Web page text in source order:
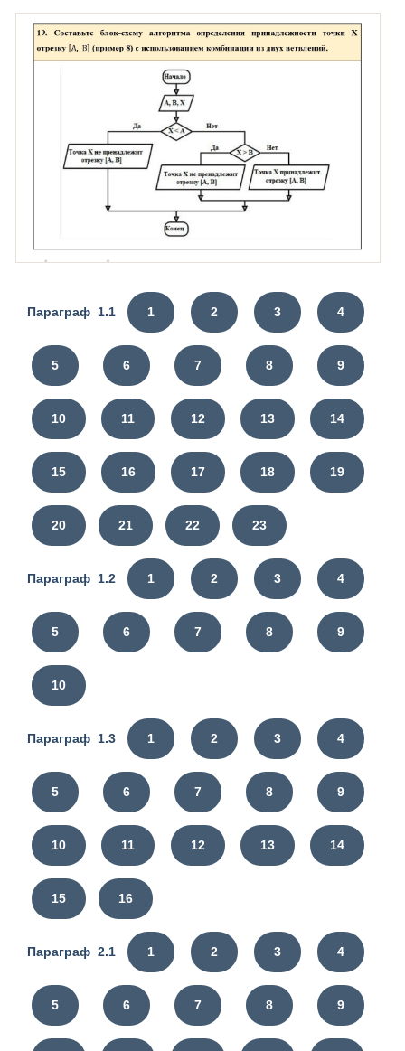
Параграф 1.1 1 2 3 4
5 6 7 8 9
10 11 12 13 14
15 16 17 18 19
20 21 22 23
Параграф 1.2 1 2 3 4
5 6 7 8 9
10
Параграф 1.3 1 2 3 4
5 6 7 8 9
10 11 12 13 14
15 16
Параграф 2.1 1 2 3 4
5 6 7 8 9